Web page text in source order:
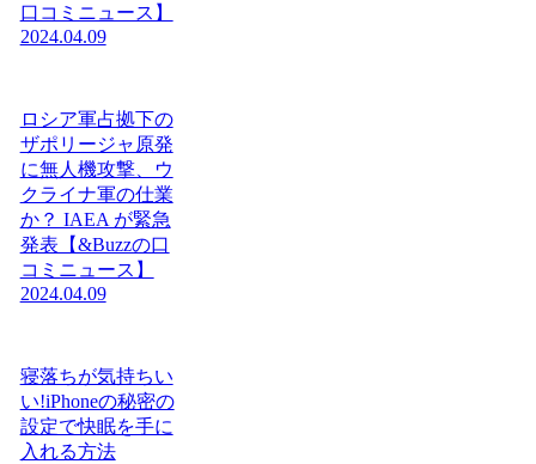
口コミニュース】
2024.04.09
ロシア軍占拠下の
ザポリージャ原発
に無人機攻撃、ウ
クライナ軍の仕業
か？ IAEA が緊急
発表【&Buzzの口
コミニュース】
2024.04.09
寝落ちが気持ちい
い!iPhoneの秘密の
設定で快眠を手に
入れる方法